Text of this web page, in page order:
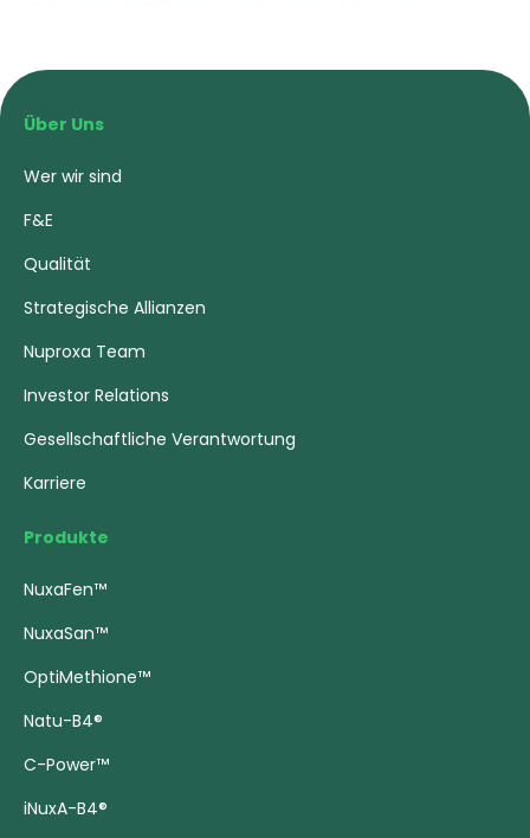
Über Uns
Wer wir sind
F&E
Qualität
Strategische Allianzen
Nuproxa Team
Investor Relations
Gesellschaftliche Verantwortung
Karriere
Produkte
NuxaFen™
NuxaSan™
OptiMethione™
Natu-B4®
C-Power™
iNuxA-B4®